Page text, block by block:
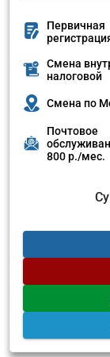
Первичная
Смена
налоговой
Смена по
Почтовое
800 р./мес.